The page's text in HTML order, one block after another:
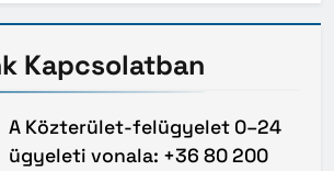
Kapcsolatban
A Közterület-felügyelet 0–24
ügyeleti vonala: +36 80 200